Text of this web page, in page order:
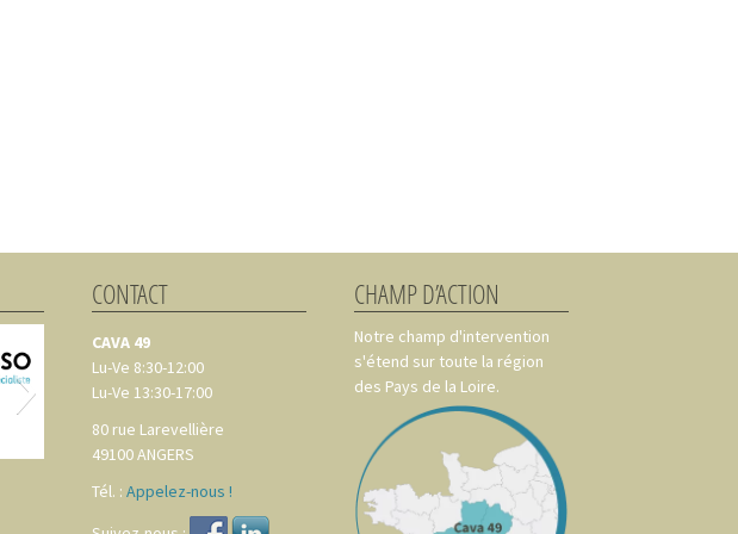
CONTACT
CAVA 49
Lu-Ve 8:30-12:00
Lu-Ve 13:30-17:00
80 rue Larevellière
49100ANGERS
Tél. : Appelez-nous !
CHAMP D’ACTION
Notre champ d'intervention
s'étend sur toute la région
des Pays de la Loire.